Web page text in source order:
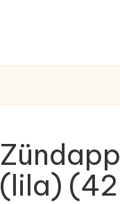
(lila)